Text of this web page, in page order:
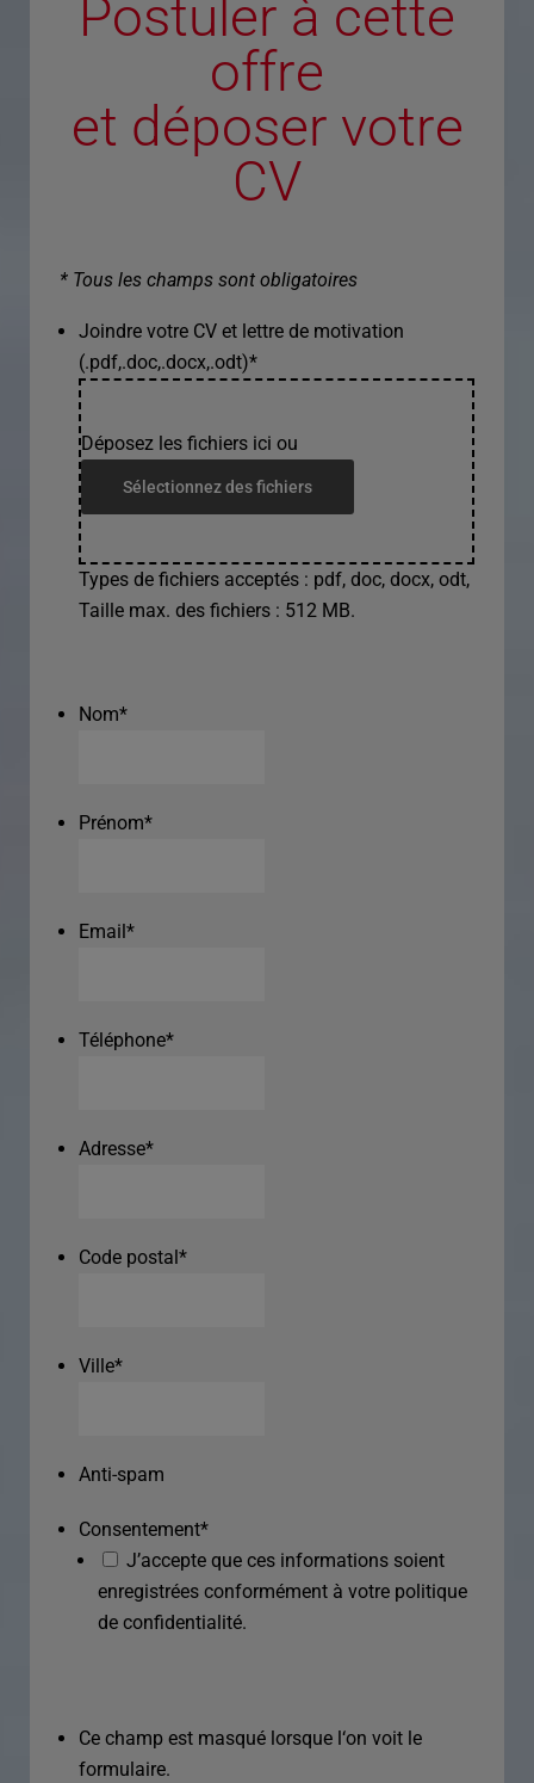
Postuler à cette
offre
et déposer votre
CV
* Tous les champs sont obligatoires
Joindre votre CV et lettre de motivation
(.pdf,.doc,.docx,.odt)*
Déposez les fichiers ici ou
Sélectionnez des fichiers
Types de fichiers acceptés : pdf, doc, docx, odt,
Taille max. des fichiers : 512 MB.
Nom*
Prénom*
Email*
Téléphone*
Adresse*
Code postal*
Ville*
Anti-spam
Consentement*
J’accepte que ces informations soient
enregistrées conformément à votre politique
de confidentialité.
Ce champ est masqué lorsque l‘on voit le
formulaire.